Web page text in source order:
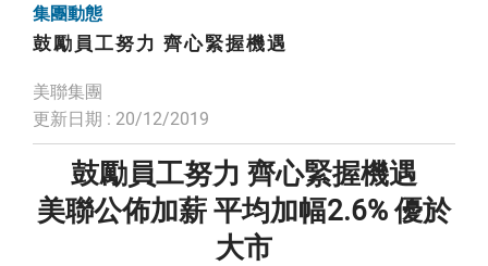
集團動態
鼓勵員工努力 齊心緊握機遇
美聯集團
更新日期 : 20/12/2019
鼓勵員工努力 齊心緊握機遇
美聯公佈加薪 平均加幅2.6% 優於
大市